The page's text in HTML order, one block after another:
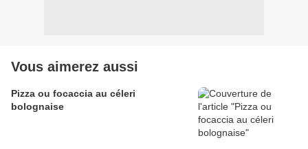
Vous aimerez aussi
Pizza ou focaccia au céleri
bolognaise